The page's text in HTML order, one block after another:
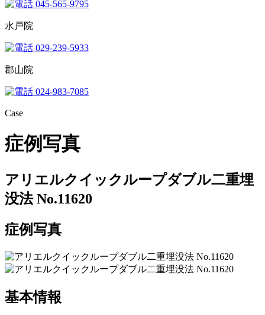
045-565-9795
水戸院
029-239-5933
郡山院
024-983-7085
Case
症例写真
アリエルクイックループダブル二重埋
没法 No.11620
症例写真
基本情報